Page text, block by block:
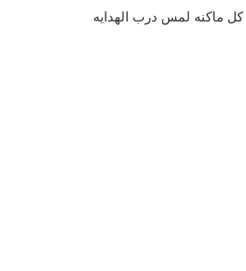
ماكنه لمس درب الهدايه